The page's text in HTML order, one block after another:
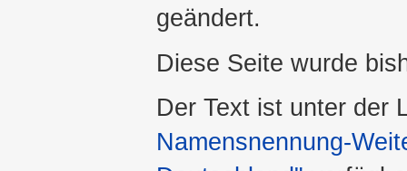
geändert.
Diese Seite wurde
Der Text ist unter der
Namensnennung-